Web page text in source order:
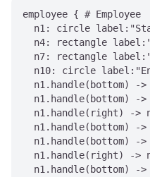
employee { # Employee
n1: circle
n4: rectangle
n7: rectangle
n10: circle
n1.handle(bottom) -
n1.handle(bottom) ->
n1.handle(right) ->
n1.handle(bottom) -
n1.handle(bottom) ->
n1.handle(right) ->
n1.handle(bottom) -